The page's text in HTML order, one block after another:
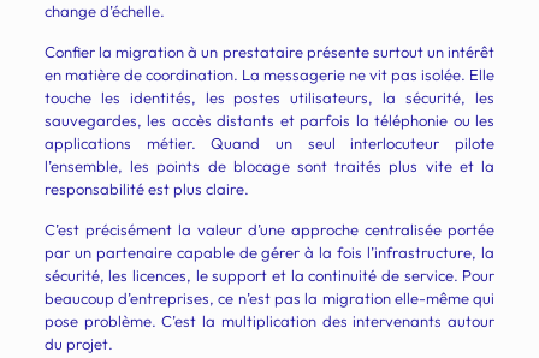
change d’échelle.
Confier la migration à un prestataire présente surtout un intérêt
en matière de coordination. La messagerie ne vit pas isolée. Elle
touche les identités, les postes utilisateurs, la sécurité, les
sauvegardes, les accès distants et parfois la téléphonie ou les
applications métier. Quand un seul interlocuteur pilote
l’ensemble, les points de blocage sont traités plus vite et la
responsabilité est plus claire.
C’est précisément la valeur d’une approche centralisée portée
par un partenaire capable de gérer à la fois l’infrastructure, la
sécurité, les licences, le support et la continuité de service. Pour
beaucoup d’entreprises, ce n’est pas la migration elle-même qui
pose problème. C’est la multiplication des intervenants autour
du projet.